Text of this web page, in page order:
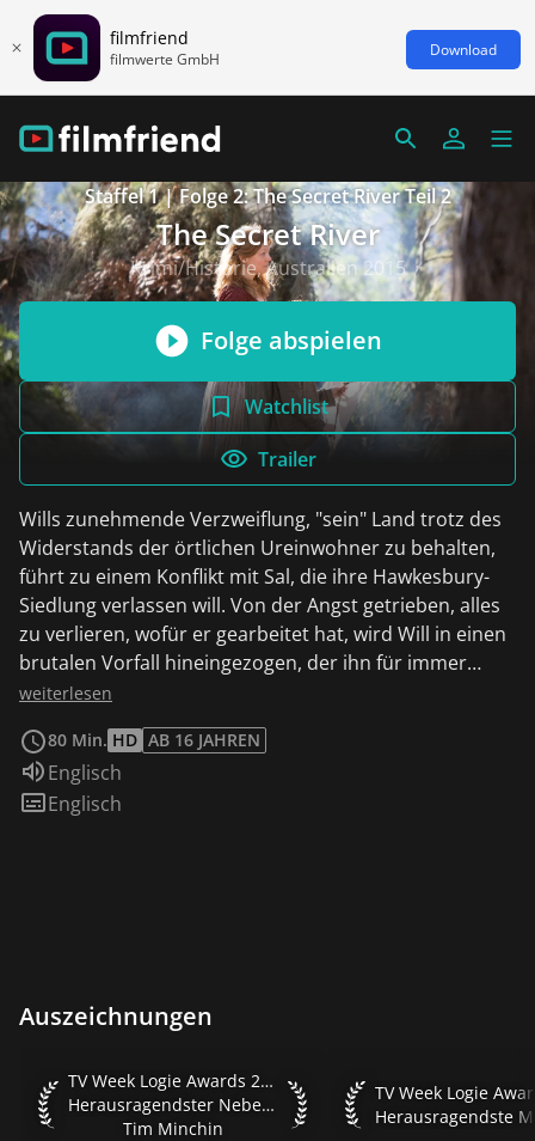
filmfriend
filmwerte GmbH Download
Staffel 1 | Folge 2: The Secret River Teil 2
The Secret River
Krimi/Historie, Australien 2015
Folge abspielen
Watchlist
Trailer
Wills zunehmende Verzweiflung, "sein" Land trotz des
Widerstands der örtlichen Ureinwohner zu behalten,
führt zu einem Konflikt mit Sal, die ihre Hawkesbury-
Siedlung verlassen will. Von der Angst getrieben, alles
zu verlieren, wofür er gearbeitet hat, wird Will in einen
brutalen Vorfall hineingezogen, der ihn für immer
verfolgen wird.
weiterlesen
80 Min. HD AB 16 JAHREN
Sprache:
Englisch
Untertitel:
Englisch
Auszeichnungen
TV Week Logie Awards 2016 Herausragendster
TV Week Logie Awards 2016
Herausragendster Nebendarsteller
Tim Minchin
TV Week Logie